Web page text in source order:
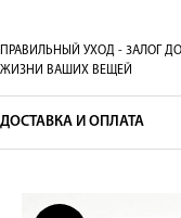
ПРАВИЛЬНЫЙ УХОД - 3АЛОГ
ЖИЗНИ ВАШИХ ВЕЩЕЙ
ДОСТАВКА И ОПЛАТА